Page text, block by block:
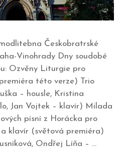
Českobratrské
Vinohrady Dny soudobé
Ozvěny Liturgie pro
této verze) Trio
– housle, Kristina
Jan Vojtek – klavír) Milada
písní z Horácka pro
a klavír (světová premiéra)
Ondřej Líňa – …